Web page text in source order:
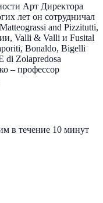
Арт Директора
лет он сотрудничал
and Pizzitutti,
Valli & Valli и Fusital
Bonaldo, Bigelli
di Zolapredosa
– профессор
в течение 10 минут